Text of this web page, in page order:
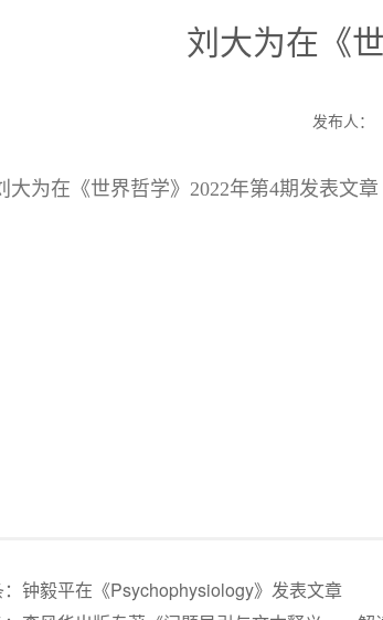
刘大为在《
发布人：
大为在《世界哲学》2022年第4期发表文
：钟毅平在《Psychophysiology》发表文章